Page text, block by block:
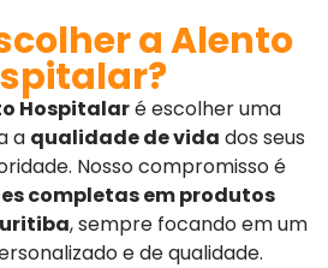
a Alento
Hospitalaré escolher uma
a qualidade de vida dos seus
Nosso compromisso é
completas em produtos
, sempre focando em um
e de qualidade.